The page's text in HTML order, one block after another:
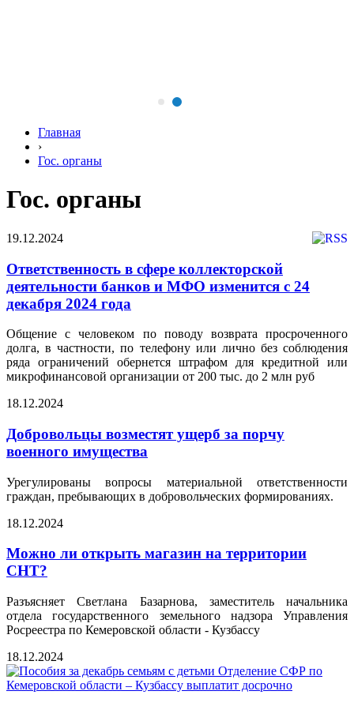
Главная
›
Гос. органы
Гос. органы
19.12.2024
Ответственность в сфере коллекторской
деятельности банков и МФО изменится с 24
декабря 2024 года
Общение с человеком по поводу возврата просроченного
долга, в частности, по телефону или лично без соблюдения
ряда ограничений обернется штрафом для кредитной или
микрофинансовой организации от 200 тыс. до 2 млн руб
18.12.2024
Добровольцы возместят ущерб за порчу
военного имущества
Урегулированы вопросы материальной ответственности
граждан, пребывающих в добровольческих формированиях.
18.12.2024
Можно ли открыть магазин на территории
СНТ?
Разъясняет Светлана Базарнова, заместитель начальника
отдела государственного земельного надзора Управления
Росреестра по Кемеровской области - Кузбассу
18.12.2024